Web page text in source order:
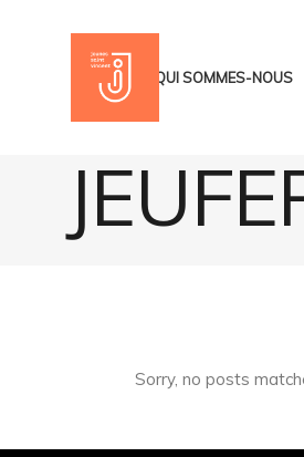
ACCUEIL QUI SOMMES-NOUS
Sorry, no posts